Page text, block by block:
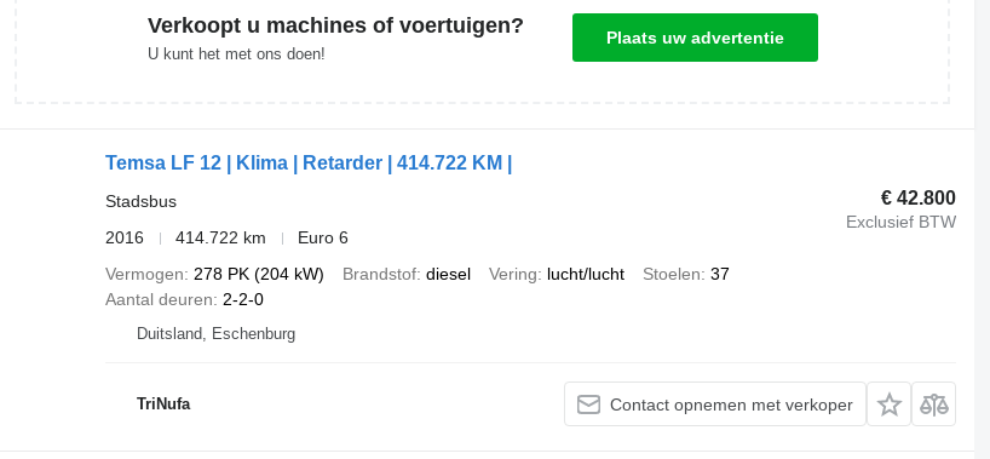
Verkoopt u machines of voertuigen?
U kunt het met ons doen!
Plaats uw advertentie
Temsa LF 12 | Klima | Retarder | 414.722 KM |
€ 42.800
Exclusief BTW
Stadsbus
2016
414.722 km
Euro 6
Vermogen
278 PK (204 kW) Brandstof diesel Vering lucht/lucht Stoelen 37
Aantal deuren
2-2-0
Duitsland, Eschenburg
TriNufa Contact opnemen met verkoper